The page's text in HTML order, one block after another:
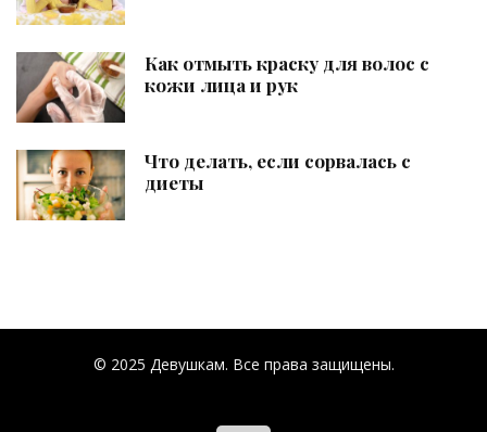
Как отмыть краску для волос с
кожи лица и рук
Что делать, если сорвалась с
диеты
© 2025 Девушкам. Все права защищены.